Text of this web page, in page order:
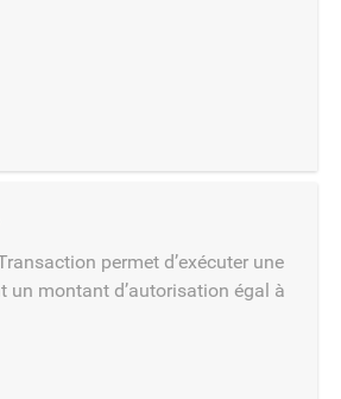
permet d’exécuter une
un montant d’autorisation égal à